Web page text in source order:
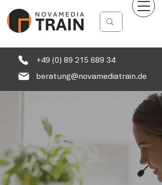
+49 (0) 89 215 689 34
beratung@novamediatrain.de